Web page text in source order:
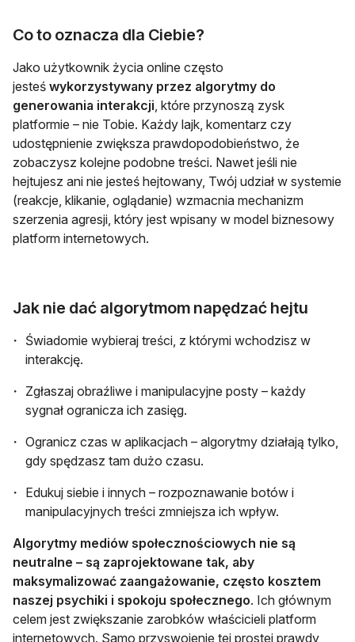
Co to oznacza dla Ciebie?
Jako użytkownik życia online często
jesteś wykorzystywany przez algorytmy do
generowania interakcji , które przynoszą zysk
platformie – nie Tobie. Każdy lajk, komentarz czy
udostępnienie zwiększa prawdopodobieństwo, że
zobaczysz kolejne podobne treści. Nawet jeśli nie
hejtujesz ani nie jesteś hejtowany, Twój udział w systemie
(reakcje, klikanie, oglądanie) wzmacnia mechanizm
szerzenia agresji, który jest wpisany w model biznesowy
platform internetowych.
Jak nie dać algorytmom napędzać hejtu
Świadomie wybieraj treści, z którymi wchodzisz w
interakcję.
Zgłaszaj obraźliwe i manipulacyjne posty – każdy
sygnał ogranicza ich zasięg.
Ogranicz czas w aplikacjach – algorytmy działają tylko,
gdy spędzasz tam dużo czasu.
Edukuj siebie i innych – rozpoznawanie botów i
manipulacyjnych treści zmniejsza ich wpływ.
Algorytmy mediów społecznościowych nie są
neutralne – są zaprojektowane tak, aby
maksymalizować zaangażowanie, często kosztem
naszej psychiki i spokoju społecznego. Ich głównym
celem jest zwiększanie zarobków właścicieli platform
internetowych. Samo przyswojenie tej prostej prawdy